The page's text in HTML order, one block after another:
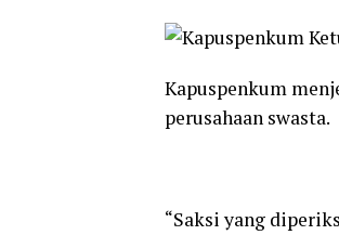
Kapuspenkum
perusahaan swasta.
“Saksi yang